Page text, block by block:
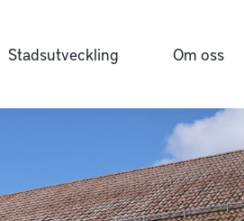
Stadsutveckling Om oss